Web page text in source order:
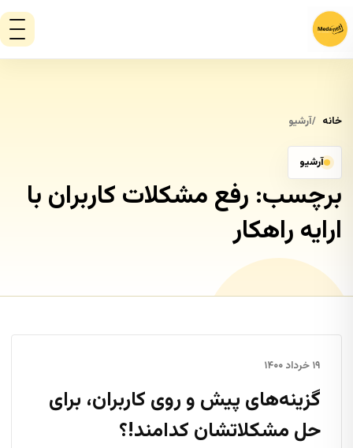
خانه آرشیو
آرشیو
برچسب: رفع مشکلات کاربران با
ارایه راهکار
۱۹ خرداد ۱۴۰۰
گزینه‌های پیش و روی کاربران، برای
حل مشکلاتشان کدامند!؟